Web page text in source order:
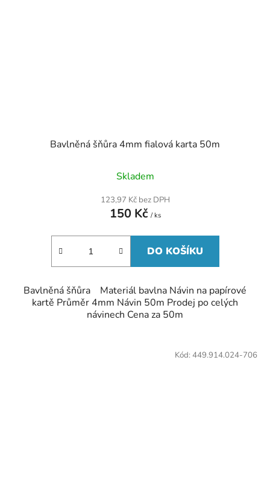
Bavlněná šňůra 4mm fialová karta 50m
Skladem
123,97 Kč bez DPH
150 Kč / ks
DO KOŠÍKU
Bavlněná šňůra Materiál bavlna Návin na papírové
kartě Průměr 4mm Návin 50m Prodej po celých
návinech Cena za 50m
Kód: 449.914.024-706